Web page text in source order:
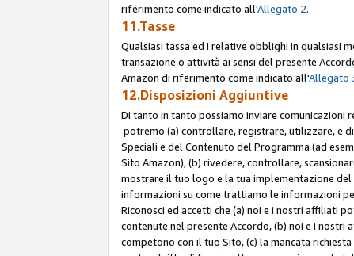
riferimento come indicato all'Allegato 2.
11.Tasse
Qualsiasi tassa ed I relative obblighi in qualsiasi
transazione o attività ai sensi del presente
Amazon di riferimento come indicato all'Allegato
12.Disposizioni Aggiuntive
Di tanto in tanto possiamo inviare comunicazioni
potremo (a) controllare, registrare, utilizzare, e
Speciali e del Contenuto del Programma (ad
Sito Amazon), (b) rivedere, controllare,
mostrare il tuo logo e la tua implementazione
informazioni su come trattiamo le informazioni
Riconosci ed accetti che (a) noi e i nostri affiliati
contenute nel presente Accordo, (b) noi e i
competono con il tuo Sito, (c) la mancata